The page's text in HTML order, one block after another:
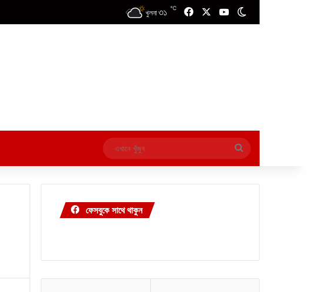
খুলনা ৩১ ℃ FacebookYouTube
এখানে
খুঁজুন
ফেসবুকে সাথে থাকুন